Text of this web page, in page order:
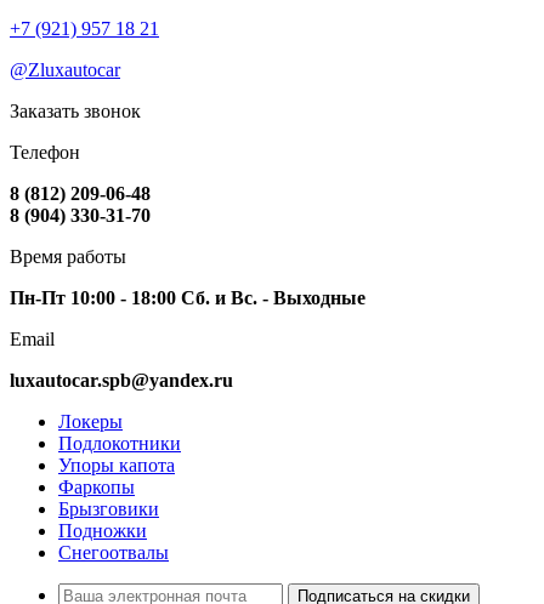
+7 (921) 957 18 21
@Zluxautocar
Заказать звонок
Телефон
8 (812) 209-06-48
8 (904) 330-31-70
Время работы
Пн-Пт 10:00 - 18:00 Сб. и Вс. - Выходные
Email
luxautocar.spb@yandex.ru
Локеры
Подлокотники
Упоры капота
Фаркопы
Брызговики
Подножки
Снегоотвалы
Подписаться на скидки